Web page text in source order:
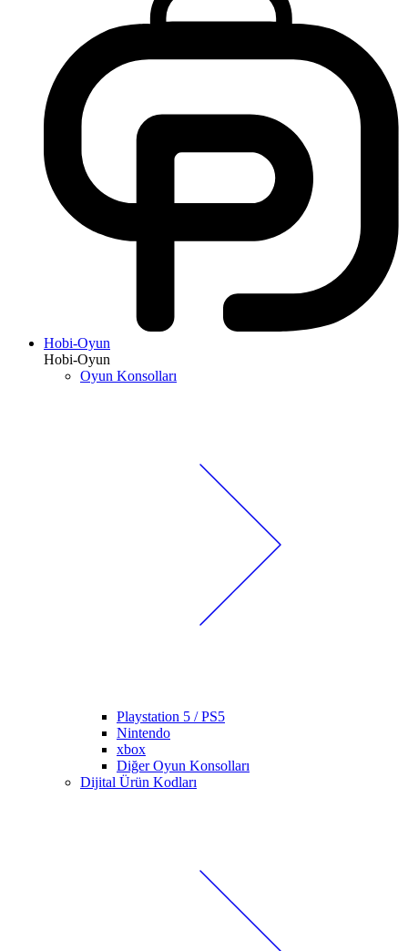
Hobi-Oyun
Hobi-Oyun
Oyun Konsolları
Playstation 5 / PS5
Nintendo
xbox
Diğer Oyun Konsolları
Dijital Ürün Kodları